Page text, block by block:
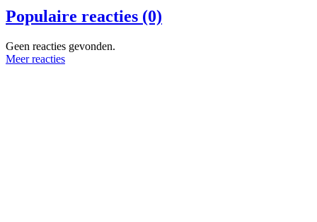
Populaire reacties (0)
Geen reacties gevonden.
Meer reacties